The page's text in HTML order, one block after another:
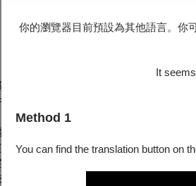
你的瀏覽器目前預設為其他語言。你
It
Method 1
You can find the translation button on
，
的藍寶盒！
驗劇場運作；
梳化等專業技能；
奇幻魔法。
滿驚喜的沉浸式體驗！